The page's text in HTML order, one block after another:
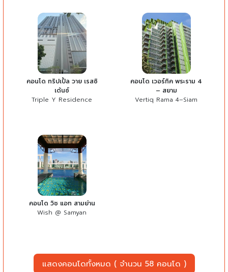
คอนโด ทริปเปิ้ล วาย เรสซิ
เด้นซ์
Triple Y Residence
คอนโด เวอร์ทิค พระราม 4
– สยาม
Vertiq Rama 4–Siam
คอนโด วิช แอท สามย่าน
Wish @ Samyan
แสดงคอนโดทั้งหมด ( จำนวน 58 คอนโด )